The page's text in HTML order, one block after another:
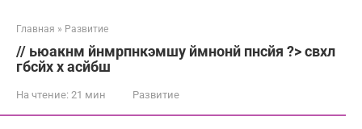
Главная » Развитие
// ьюакнм йнмрпнкэмшу ймнонй пнсйя ?> свхл
гбсйх х асйбш
На чтение: 21 мин Развитие